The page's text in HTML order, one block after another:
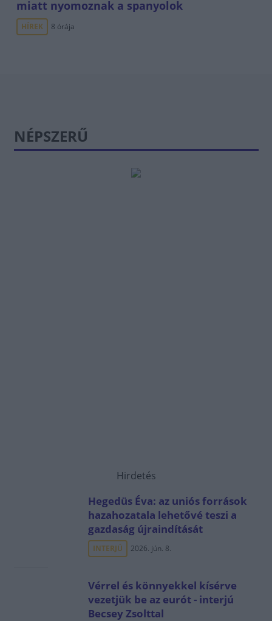
miatt nyomoznak a spanyolok
HÍREK 8 órája
NÉPSZERŰ
Hirdetés
Hegedüs Éva: az uniós források
hazahozatala lehetővé teszi a
gazdaság újraindítását
INTERJÚ 2026. jún. 8.
Vérrel és könnyekkel kísérve
vezetjük be az eurót - interjú
Becsey Zsolttal